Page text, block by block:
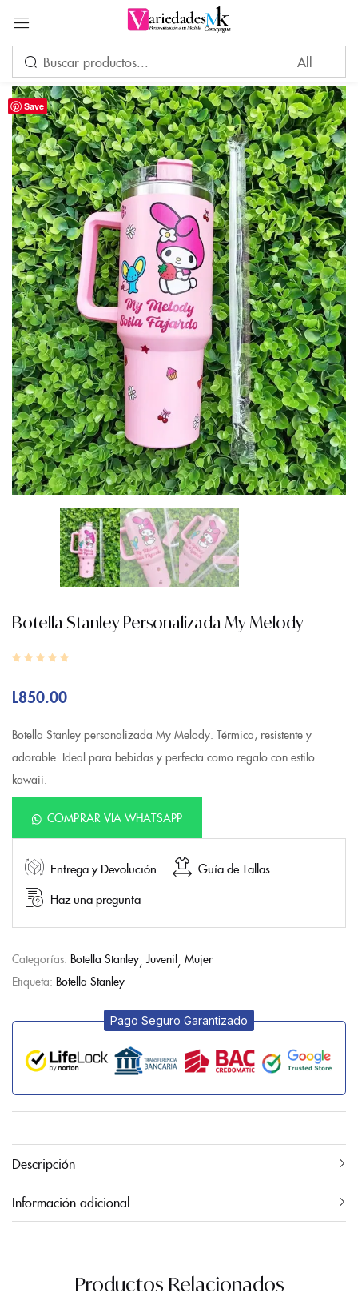
Save
Botella Stanley Personalizada My Melody
L850.00
Botella Stanley personalizada My Melody. Térmica, resistente y
adorable. Ideal para bebidas y perfecta como regalo con estilo
kawaii.
COMPRAR VIA WHATSAPP
Entrega y Devolución
Guía de Tallas
Haz una pregunta
Categorías: Botella Stanley Juvenil Mujer
Etiqueta: Botella Stanley
Pago Seguro Garantizado
Descripción
Información adicional
Productos Relacionados
Acceder
Por favor, introduce una respuesta en dígitos:
2 × 5 =
Recuérdame ¿Ha perdido su contraseña?
INICIAR SESIÓN
CREAR UNA CUENTA